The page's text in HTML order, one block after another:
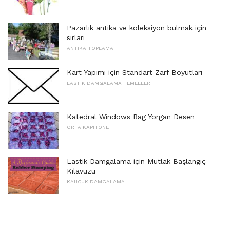
Pazarlık antika ve koleksiyon bulmak için
sırları
ANTIKA TOPLAMA
Kart Yapımı için Standart Zarf Boyutları
LASTIK DAMGALAMA TEMELLERI
Katedral Windows Rag Yorgan Desen
ORTA KAPITONE
Lastik Damgalama için Mutlak Başlangıç ​​
Kılavuzu
KAUÇUK DAMGALAMA